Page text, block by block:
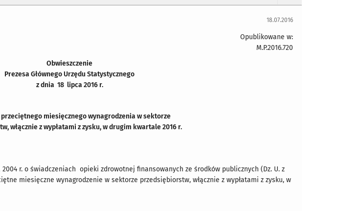
18.07.2016
Opublikowane w:
M.P.2016.720
Obwieszczenie
Prezesa Głównego Urzędu Statystycznego
z dnia 18 lipca 2016 r.
miesięcznego wynagrodzenia w sektorze
włącznie z wypłatami z zysku, w drugim kwartale 2016 r.
r. o świadczeniach opieki zdrowotnej finansowanych ze środków publicznych (Dz. U. z
miesięczne wynagrodzenie w sektorze przedsiębiorstw, włącznie z wypłatami z zysku, w